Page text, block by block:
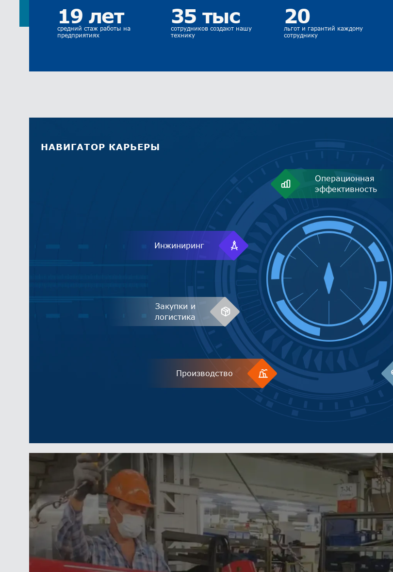
19 лет
средний стаж работы на
предприятиях
35 тыс
сотрудников создают нашу
технику
20
льгот и гарантий каждому
сотруднику
НАВИГАТОР КАРЬЕРЫ
Операционная
эффективность
Производство
Закупки и
логистика
Инжиниринг